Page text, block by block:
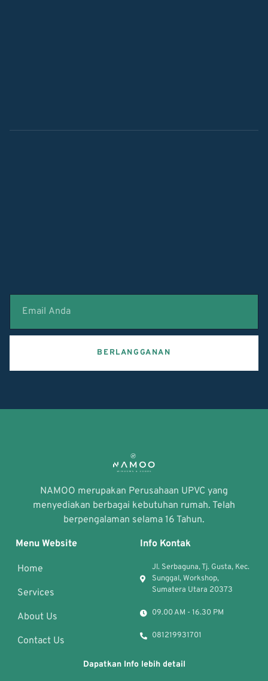
BERLANGGANAN
NAMOO merupakan Perusahaan UPVC yang
menyediakan berbagai kebutuhan rumah. Telah
berpengalaman selama 16 Tahun.
Menu Website
Home
Services
About Us
Contact Us
Info Kontak
Jl. Serbaguna, Tj. Gusta, Kec.
Sunggal, Workshop,
Sumatera Utara 20373
09.00 AM - 16.30 PM
081219931701
Dapatkan Info lebih detail